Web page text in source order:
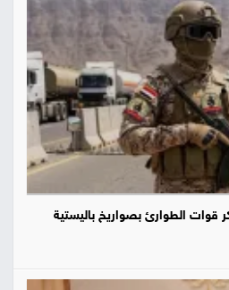
الطوارئ بصواريخ باليستية